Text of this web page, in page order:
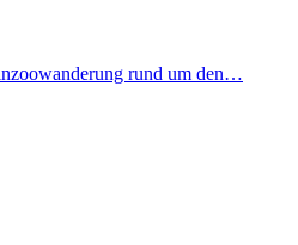
rund um den…